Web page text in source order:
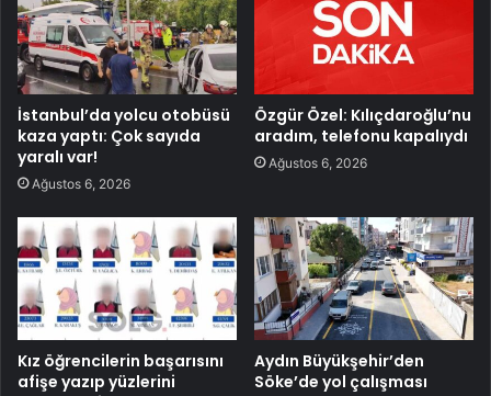
İstanbul’da yolcu otobüsü
kaza yaptı: Çok sayıda
yaralı var!
Ağustos 6, 2026
Özgür Özel: Kılıçdaroğlu’nu
aradım, telefonu kapalıydı
Ağustos 6, 2026
Kız öğrencilerin başarısını
afişe yazıp yüzlerini
Aydın Büyükşehir’den
Söke’de yol çalışması